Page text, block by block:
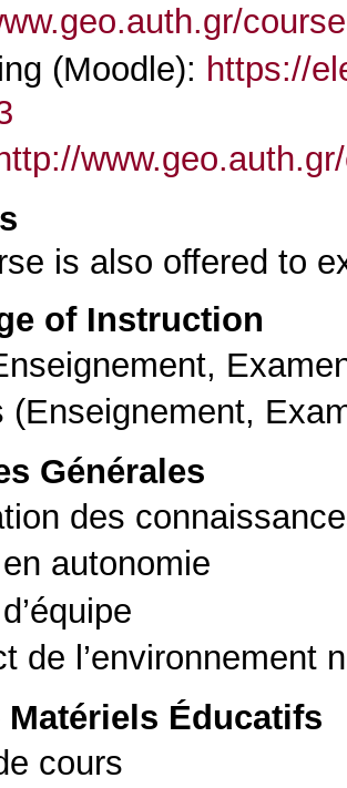
(Moodle): https://
is also offered to
of Instruction
(Enseignement,
Générales
des
autonomie
de l’environnement
Matériels Éducatifs
cours